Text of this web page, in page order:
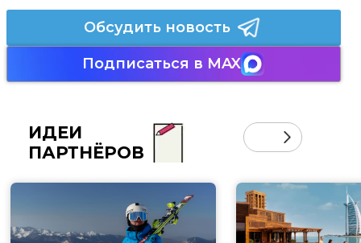
Обсудить новость
Подписаться в MAX
ИДЕИ
ПАРТНЁРОВ